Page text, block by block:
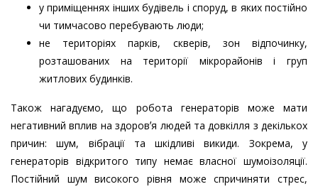
у приміщеннях інших будівель і споруд, в яких постійно
чи тимчасово перебувають люди;
не територіях парків, скверів, зон відпочинку,
розташованих на території мікрорайонів і груп
житлових будинків.
Також нагадуємо, що робота генераторів може мати
негативний вплив на здоровʼя людей та довкілля з декількох
причин: шум, вібрації та шкідливі викиди. Зокрема, у
генераторів відкритого типу немає власної шумоізоляції.
Постійний шум високого рівня може спричиняти стрес,